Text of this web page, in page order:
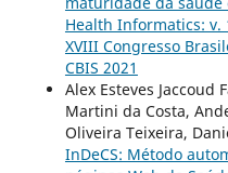
Health Informatics: v.
XVIII Congresso
CBIS 2021
Alex Esteves Jaccoud
Martini da Costa,
Oliveira Teixeira,
InDeCS: Método